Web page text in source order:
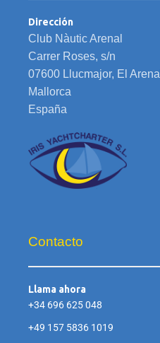
Dirección
Club Nàutic Arenal
Carrer Roses, s/n
07600 Llucmajor, El Arenal
Mallorca
España
Contacto
Llama ahora
+34 696 625 048
+49 157 5836 1019